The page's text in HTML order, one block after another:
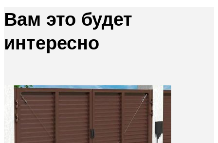
Вам это будет
интересно